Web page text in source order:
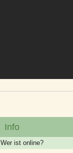
Info
Wer ist online?